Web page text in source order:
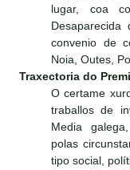
lugar, coa
convenio de
Noia, Outes,
Traxectoria do
O certame
traballos de
Media
polas
tipo social,